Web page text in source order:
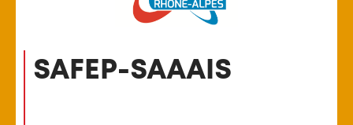
SAFEP-SAAAIS